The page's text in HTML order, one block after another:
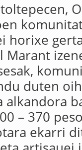
horixe
Marant
duten
– 370
ekarri